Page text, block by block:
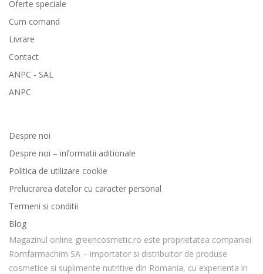
Oferte speciale
Cum comand
Livrare
Contact
ANPC - SAL
ANPC
Despre noi
Despre noi – informatii aditionale
Politica de utilizare cookie
Prelucrarea datelor cu caracter personal
Termeni si conditii
Blog
Magazinul online greencosmetic.ro este proprietatea companiei
Romfarmachim SA – importator si distribuitor de produse
cosmetice si suplimente nutritive din Romania, cu experienta in